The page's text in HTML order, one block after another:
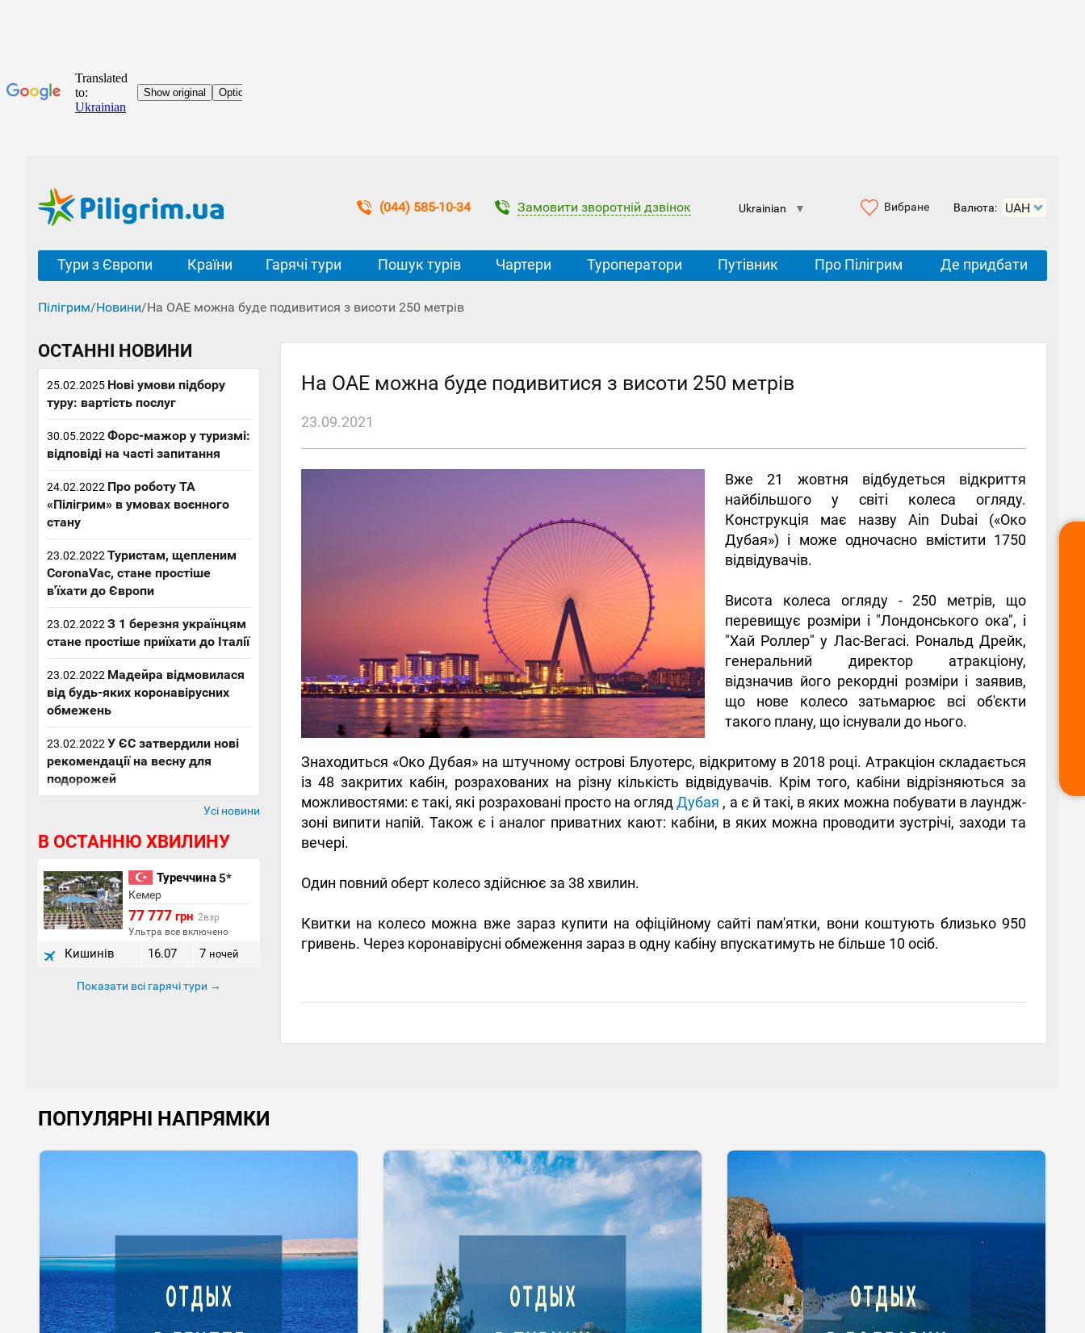
(044) 585-10-34 Замовити зворотній дзвінок Ukrainian ▼ Вибране Валюта:
Тури з Європи Країни Гарячі тури Пошук турів Чартери Туроператори Путівник Про Пілігрим Де придбати
Пілігрим/Новини/На ОАЕ можна буде подивитися з висоти 250 метрів
ОСТАННІ НОВИНИ
25.02.2025 Нові умови підбору
туру: вартість послуг
30.05.2022 Форс-мажор у туризмі:
відповіді на часті запитання
24.02.2022 Про роботу ТА
«Пілігрим» в умовах воєнного
стану
23.02.2022 Туристам, щепленим
CoronaVac, стане простіше
в'їхати до Європи
23.02.2022 З 1 березня українцям
стане простіше приїхати до Італії
23.02.2022 Мадейра відмовилася
від будь-яких коронавірусних
обмежень
23.02.2022 У ЄС затвердили нові
рекомендації на весну для
подорожей
Усі новини
В ОСТАННЮ ХВИЛИНУ
Туреччина5*
Кемер
77 777 грн 2взр
Ультра все включено
Кишинів 16.07 7 ночей
Показати всі гарячі тури →
На ОАЕ можна буде подивитися з висоти 250 метрів
23.09.2021
Вже 21 жовтня відбудеться відкриття
найбільшого у світі колеса огляду.
Конструкція має назву Ain Dubai («Око
Дубая») і може одночасно вмістити 1750
відвідувачів.
Висота колеса огляду - 250 метрів, що
перевищує розміри і "Лондонського ока", і
"Хай Роллер" у Лас-Вегасі. Рональд Дрейк,
генеральний директор атракціону,
відзначив його рекордні розміри і заявив,
що нове колесо затьмарює всі об'єкти
такого плану, що існували до нього.
Знаходиться «Око Дубая» на штучному острові Блуотерс, відкритому в 2018 році. Атракціон складається
із 48 закритих кабін, розрахованих на різну кількість відвідувачів. Крім того, кабіни відрізняються за
можливостями: є такі, які розраховані просто на оглядДубая , а є й такі, в яких можна побувати в лаундж-
зоні випити напій. Також є і аналог приватних кают: кабіни, в яких можна проводити зустрічі, заходи та
вечері.
Один повний оберт колесо здійснює за 38 хвилин.
Квитки на колесо можна вже зараз купити на офіційному сайті пам'ятки, вони коштують близько 950
гривень. Через коронавірусні обмеження зараз в одну кабіну впускатимуть не більше 10 осіб.
ПОПУЛЯРНІ НАПРЯМКИ